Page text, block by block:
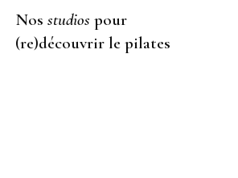
Nosstudios pour
(re)découvrir le pilates